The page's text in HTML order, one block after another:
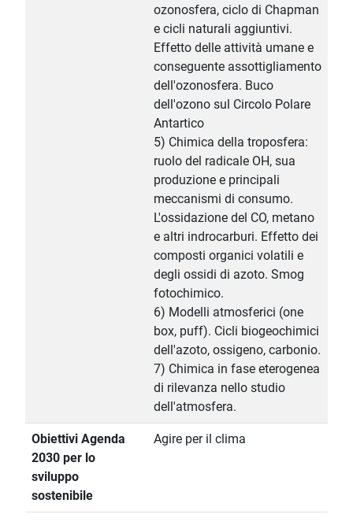
ozonosfera, ciclo di Chapman
e cicli naturali aggiuntivi.
Effetto delle attività umane e
conseguente assottigliamento
dell'ozonosfera. Buco
dell'ozono sul Circolo Polare
Antartico
5) Chimica della troposfera:
ruolo del radicale OH, sua
produzione e principali
meccanismi di consumo.
L'ossidazione del CO, metano
e altri indrocarburi. Effetto dei
composti organici volatili e
degli ossidi di azoto. Smog
fotochimico.
6) Modelli atmosferici (one
box, puff). Cicli biogeochimici
dell'azoto, ossigeno, carbonio.
7) Chimica in fase eterogenea
di rilevanza nello studio
dell'atmosfera.
Obiettivi Agenda
2030 per lo
sviluppo
sostenibile
Agire per il clima